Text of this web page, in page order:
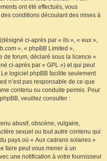
ont été effectués, vous
conditions découlant des mises à
ci-après par « ils », « eux »,
», « phpBB Limited »,
de forum, déclaré sous la licence «
ci-après par « GPL ») et qui peut
Le logiciel phpBB facilite seulement
n’est pas responsable de ce que
contenu ou conduite permis. Pour
veuillez consulter :
abusif, obscène, vulgaire,
sexuel ou tout autre contenu qui
pays où « Aux cadrans solaires »
faire peut vous mener à un
une notification à votre fournisseur